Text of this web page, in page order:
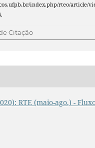
index.php/rteo/article/
Citação
RTE (maio-ago.) -